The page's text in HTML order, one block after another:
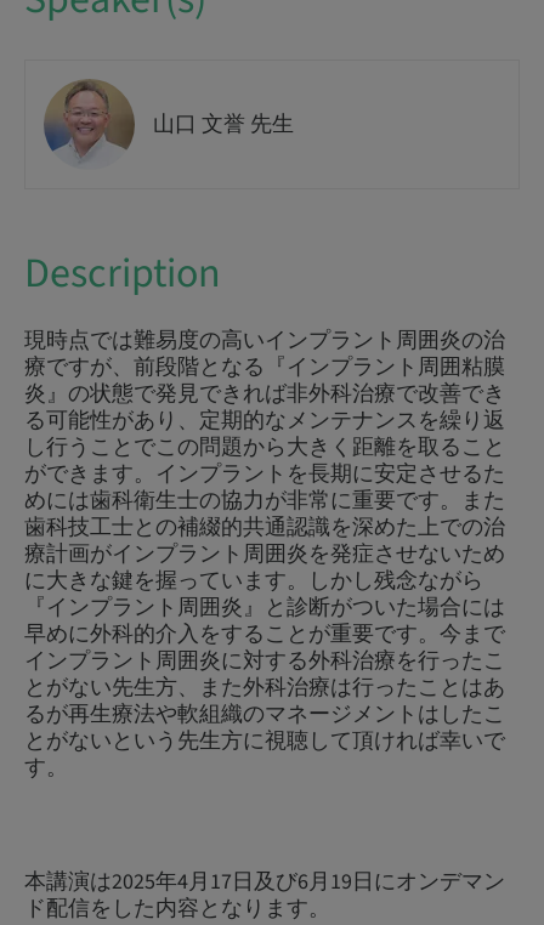
山口 文誉 先生
Description
現時点では難易度の高いインプラント周囲炎の治
療ですが、前段階となる『インプラント周囲粘膜
炎』の状態で発見できれば非外科治療で改善でき
る可能性があり、定期的なメンテナンスを繰り返
し行うことでこの問題から大きく距離を取ること
ができます。インプラントを長期に安定させるた
めには歯科衛生士の協力が非常に重要です。また
歯科技工士との補綴的共通認識を深めた上での治
療計画がインプラント周囲炎を発症させないため
に大きな鍵を握っています。しかし残念ながら
『インプラント周囲炎』と診断がついた場合には
早めに外科的介入をすることが重要です。今まで
インプラント周囲炎に対する外科治療を行ったこ
とがない先生方、また外科治療は行ったことはあ
るが再生療法や軟組織のマネージメントはしたこ
とがないという先生方に視聴して頂ければ幸いで
す。
本講演は2025年4月17日及び6月19日にオンデマン
ド配信をした内容となります。